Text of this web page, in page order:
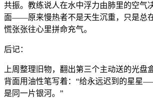
共振。教练说人在水中浮力由肺里的空气
面——原来慢热者不是天生沉重，只是总
慌张张往心里拼命充气。
后记：
上周整理旧物，翻出第三个主动送的光盘
背面用油性笔写着：“给永远迟到的星星
是同一片银河。”